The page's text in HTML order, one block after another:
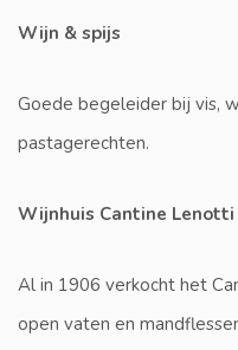
Wijn & spijs
Goede begeleider bij vis,
pastagerechten.
Wijnhuis Cantine Lenotti
Al in 1906 verkocht het
open vaten en